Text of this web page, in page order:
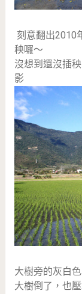
刻意翻出2010
秧囉～
沒想到還沒插
影
大樹旁的灰白
大樹倒了，也